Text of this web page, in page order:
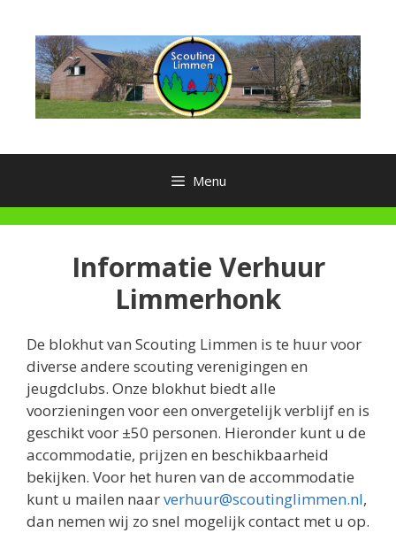
inhoud
Menu
Informatie Verhuur
Limmerhonk
De blokhut van Scouting Limmen is te huur voor
diverse andere scouting verenigingen en
jeugdclubs. Onze blokhut biedt alle
voorzieningen voor een onvergetelijk verblijf en is
geschikt voor ±50 personen. Hieronder kunt u de
accommodatie, prijzen en beschikbaarheid
bekijken. Voor het huren van de accommodatie
kunt u mailen naarverhuur@scoutinglimmen.nl,
dan nemen wij zo snel mogelijk contact met u op.